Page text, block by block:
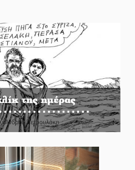
της ημέρας
Ανδρέα Πετρουλάκη